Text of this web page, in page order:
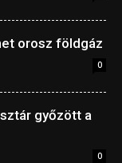
orosz földgáz
0
győzött a
0